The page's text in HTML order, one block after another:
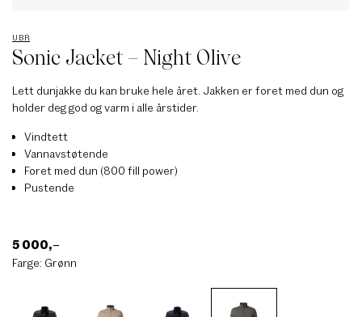
UBR
Sonic Jacket – Night Olive
Lett dunjakke du kan bruke hele året. Jakken er foret med dun og
holder deg god og varm i alle årstider.
Vindtett
Vannavstøtende
Foret med dun (800 fill power)
Pustende
5 000,–
Farge: Grønn